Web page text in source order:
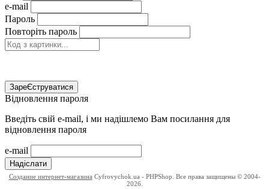
e-mail
Пароль
Повторіть пароль
ЗареЄструватися
Відновлення пароля
Введіть свій e-mail, і ми надішлемо Вам посилання для
відновлення пароля
e-mail
Надіслати
Создание интернет-магазина Cyfrovychok.ua - PHPShop. Все права защищены © 2004-
2026.